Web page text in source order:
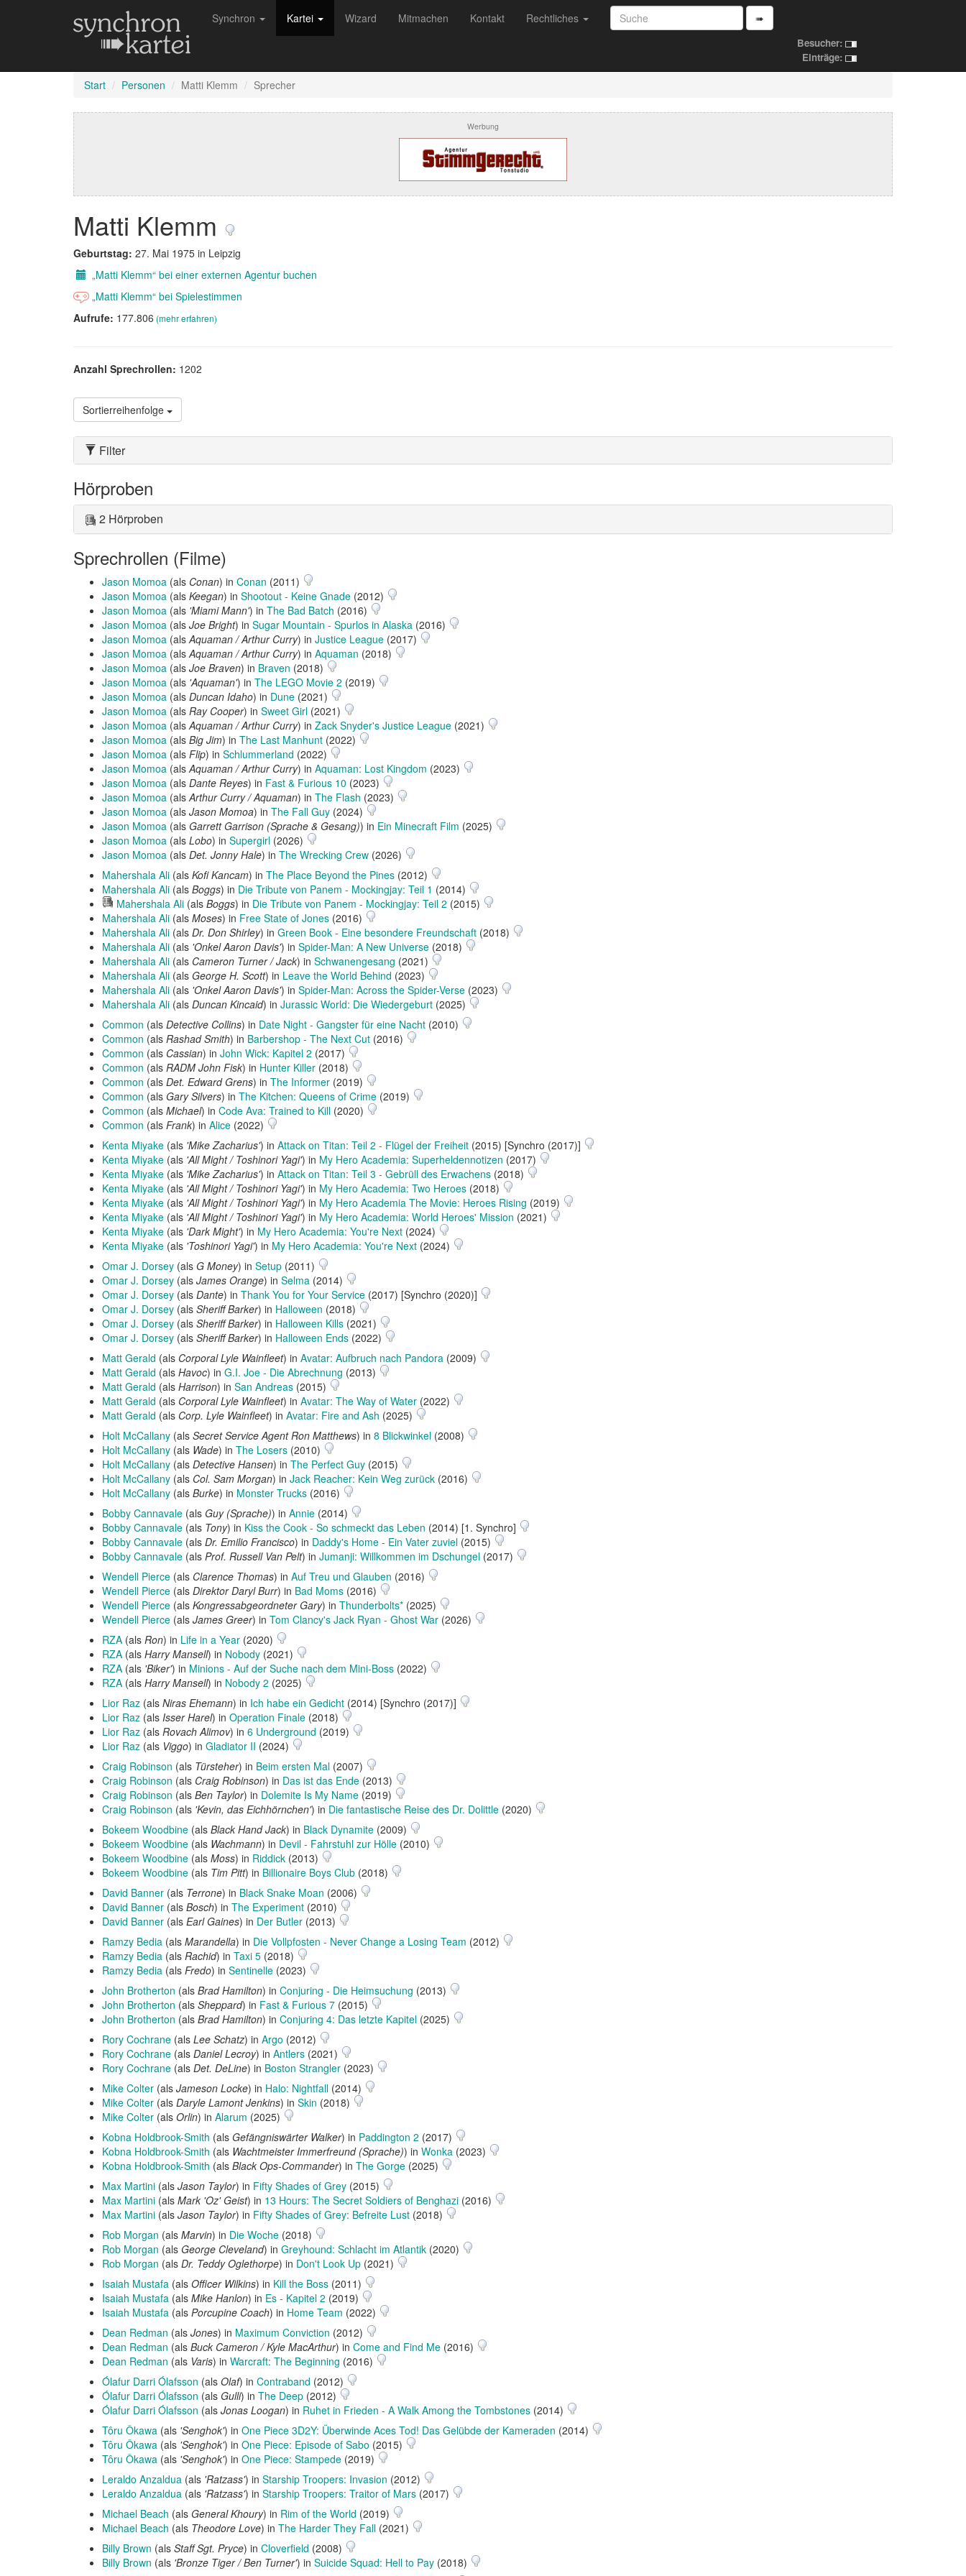
Synchron Kartei Wizard Mitmachen Kontakt Rechtliches ➠
Besucher:
Einträge:
Start Personen Matti Klemm Sprecher
Werbung
Matti Klemm
Geburtstag: 27. Mai 1975 in Leipzig
„Matti Klemm“ bei einer externen Agentur buchen
„Matti Klemm“ bei Spielestimmen
Aufrufe: 177.806 (mehr erfahren)
Anzahl Sprechrollen: 1202
Sortierreihenfolge
Filter
Hörproben
2 Hörproben
Sprechrollen (Filme)
Jason Momoa (als Conan) in Conan (2011)
Jason Momoa (als Keegan) in Shootout - Keine Gnade (2012)
Jason Momoa (als 'Miami Mann') in The Bad Batch (2016)
Jason Momoa (als Joe Bright) in Sugar Mountain - Spurlos in Alaska (2016)
Jason Momoa (alsAquaman / Arthur Curry) in Justice League (2017)
Jason Momoa (alsAquaman / Arthur Curry) in Aquaman (2018)
Jason Momoa (als Joe Braven) in Braven (2018)
Jason Momoa (als 'Aquaman') in The LEGO Movie 2 (2019)
Jason Momoa (als Duncan Idaho) in Dune (2021)
Jason Momoa (als Ray Cooper) in Sweet Girl (2021)
Jason Momoa (alsAquaman / Arthur Curry) in Zack Snyder's Justice League (2021)
Jason Momoa (als Big Jim) in The Last Manhunt (2022)
Jason Momoa (als Flip) in Schlummerland (2022)
Jason Momoa (alsAquaman / Arthur Curry) in Aquaman: Lost Kingdom (2023)
Jason Momoa (als Dante Reyes) in Fast & Furious 10 (2023)
Jason Momoa (alsArthur Curry / Aquaman) in The Flash (2023)
Jason Momoa (als Jason Momoa) in The Fall Guy (2024)
Jason Momoa (als Garrett Garrison (Sprache & Gesang)) in Ein Minecraft Film (2025)
Jason Momoa (als Lobo) in Supergirl (2026)
Jason Momoa (als Det. Jonny Hale) in The Wrecking Crew (2026)
Mahershala Ali (als Kofi Kancam) in The Place Beyond the Pines (2012)
Mahershala Ali (als Boggs) in Die Tribute von Panem - Mockingjay: Teil 1 (2014)
Hörprobe
abspielen
Mahershala Ali (als Boggs) in Die Tribute von Panem - Mockingjay: Teil 2 (2015)
Mahershala Ali (als Moses) in Free State of Jones (2016)
Mahershala Ali (als Dr. Don Shirley) in Green Book - Eine besondere Freundschaft (2018)
Mahershala Ali (als 'Onkel Aaron Davis') in Spider-Man: A New Universe (2018)
Mahershala Ali (als Cameron Turner / Jack) in Schwanengesang (2021)
Mahershala Ali (als George H. Scott) in Leave the World Behind (2023)
Mahershala Ali (als 'Onkel Aaron Davis') in Spider-Man: Across the Spider-Verse (2023)
Mahershala Ali (als Duncan Kincaid) in Jurassic World: Die Wiedergeburt (2025)
Common (als Detective Collins) in Date Night - Gangster für eine Nacht (2010)
Common (als Rashad Smith) in Barbershop - The Next Cut (2016)
Common (als Cassian) in John Wick: Kapitel 2 (2017)
Common (als RADM John Fisk) in Hunter Killer (2018)
Common (als Det. Edward Grens) in The Informer (2019)
Common (als Gary Silvers) in The Kitchen: Queens of Crime (2019)
Common (als Michael) in Code Ava: Trained to Kill (2020)
Common (als Frank) in Alice (2022)
Kenta Miyake (als 'Mike Zacharius') in Attack on Titan: Teil 2 - Flügel der Freiheit (2015) [Synchro (2017)]
Kenta Miyake (als 'All Might / Toshinori Yagi') in My Hero Academia: Superheldennotizen (2017)
Kenta Miyake (als 'Mike Zacharius') in Attack on Titan: Teil 3 - Gebrüll des Erwachens (2018)
Kenta Miyake (als 'All Might / Toshinori Yagi') in My Hero Academia: Two Heroes (2018)
Kenta Miyake (als 'All Might / Toshinori Yagi') in My Hero Academia The Movie: Heroes Rising (2019)
Kenta Miyake (als 'All Might / Toshinori Yagi') in My Hero Academia: World Heroes' Mission (2021)
Kenta Miyake (als 'Dark Might') in My Hero Academia: You're Next (2024)
Kenta Miyake (als 'Toshinori Yagi') in My Hero Academia: You're Next (2024)
Omar J. Dorsey (als G Money) in Setup (2011)
Omar J. Dorsey (als James Orange) in Selma (2014)
Omar J. Dorsey (als Dante) in Thank You for Your Service (2017) [Synchro (2020)]
Omar J. Dorsey (als Sheriff Barker) in Halloween (2018)
Omar J. Dorsey (als Sheriff Barker) in Halloween Kills (2021)
Omar J. Dorsey (als Sheriff Barker) in Halloween Ends (2022)
Matt Gerald (als Corporal Lyle Wainfleet) in Avatar: Aufbruch nach Pandora (2009)
Matt Gerald (als Havoc) in G.I. Joe - Die Abrechnung (2013)
Matt Gerald (als Harrison) in San Andreas (2015)
Matt Gerald (als Corporal Lyle Wainfleet) in Avatar: The Way of Water (2022)
Matt Gerald (als Corp. Lyle Wainfleet) in Avatar: Fire and Ash (2025)
Holt McCallany (als Secret Service Agent Ron Matthews) in 8 Blickwinkel (2008)
Holt McCallany (als Wade) in The Losers (2010)
Holt McCallany (als Detective Hansen) in The Perfect Guy (2015)
Holt McCallany (als Col. Sam Morgan) in Jack Reacher: Kein Weg zurück (2016)
Holt McCallany (als Burke) in Monster Trucks (2016)
Bobby Cannavale (als Guy (Sprache)) in Annie (2014)
Bobby Cannavale (als Tony) in Kiss the Cook - So schmeckt das Leben (2014) [1. Synchro]
Bobby Cannavale (als Dr. Emilio Francisco) in Daddy's Home - Ein Vater zuviel (2015)
Bobby Cannavale (als Prof. Russell Van Pelt) in Jumanji: Willkommen im Dschungel (2017)
Wendell Pierce (als Clarence Thomas) in Auf Treu und Glauben (2016)
Wendell Pierce (als Direktor Daryl Burr) in Bad Moms (2016)
Wendell Pierce (als Kongressabgeordneter Gary) in Thunderbolts* (2025)
Wendell Pierce (als James Greer) in Tom Clancy's Jack Ryan - Ghost War (2026)
RZA (als Ron) in Life in a Year (2020)
RZA (als Harry Mansell) in Nobody (2021)
RZA (als 'Biker') in Minions - Auf der Suche nach dem Mini-Boss (2022)
RZA (als Harry Mansell) in Nobody 2 (2025)
Lior Raz (als Niras Ehemann) in Ich habe ein Gedicht (2014) [Synchro (2017)]
Lior Raz (als Isser Harel) in Operation Finale (2018)
Lior Raz (als Rovach Alimov) in 6 Underground (2019)
Lior Raz (als Viggo) in Gladiator II (2024)
Craig Robinson (als Türsteher) in Beim ersten Mal (2007)
Craig Robinson (als Craig Robinson) in Das ist das Ende (2013)
Craig Robinson (als Ben Taylor) in Dolemite Is My Name (2019)
Craig Robinson (als 'Kevin, das Eichhörnchen') in Die fantastische Reise des Dr. Dolittle (2020)
Bokeem Woodbine (als Black Hand Jack) in Black Dynamite (2009)
Bokeem Woodbine (als Wachmann) in Devil - Fahrstuhl zur Hölle (2010)
Bokeem Woodbine (als Moss) in Riddick (2013)
Bokeem Woodbine (als Tim Pitt) in Billionaire Boys Club (2018)
David Banner (als Terrone) in Black Snake Moan (2006)
David Banner (als Bosch) in The Experiment (2010)
David Banner (als Earl Gaines) in Der Butler (2013)
Ramzy Bedia (als Marandella) in Die Vollpfosten - Never Change a Losing Team (2012)
Ramzy Bedia (als Rachid) in Taxi 5 (2018)
Ramzy Bedia (als Fredo) in Sentinelle (2023)
John Brotherton (als Brad Hamilton) in Conjuring - Die Heimsuchung (2013)
John Brotherton (als Sheppard) in Fast & Furious 7 (2015)
John Brotherton (als Brad Hamilton) in Conjuring 4: Das letzte Kapitel (2025)
Rory Cochrane (als Lee Schatz) in Argo (2012)
Rory Cochrane (als Daniel Lecroy) in Antlers (2021)
Rory Cochrane (als Det. DeLine) in Boston Strangler (2023)
Mike Colter (als Jameson Locke) in Halo: Nightfall (2014)
Mike Colter (als Daryle Lamont Jenkins) in Skin (2018)
Mike Colter (als Orlin) in Alarum (2025)
Kobna Holdbrook-Smith (als Gefängniswärter Walker) in Paddington 2 (2017)
Kobna Holdbrook-Smith (als Wachtmeister Immerfreund (Sprache)) in Wonka (2023)
Kobna Holdbrook-Smith (als Black Ops-Commander) in The Gorge (2025)
Max Martini (als Jason Taylor) in Fifty Shades of Grey (2015)
Max Martini (als Mark 'Oz' Geist) in 13 Hours: The Secret Soldiers of Benghazi (2016)
Max Martini (als Jason Taylor) in Fifty Shades of Grey: Befreite Lust (2018)
Rob Morgan (als Marvin) in Die Woche (2018)
Rob Morgan (als George Cleveland) in Greyhound: Schlacht im Atlantik (2020)
Rob Morgan (als Dr. Teddy Oglethorpe) in Don't Look Up (2021)
Isaiah Mustafa (als Officer Wilkins) in Kill the Boss (2011)
Isaiah Mustafa (als Mike Hanlon) in Es - Kapitel 2 (2019)
Isaiah Mustafa (als Porcupine Coach) in Home Team (2022)
Dean Redman (als Jones) in Maximum Conviction (2012)
Dean Redman (als Buck Cameron / Kyle MacArthur) in Come and Find Me (2016)
Dean Redman (als Varis) in Warcraft: The Beginning (2016)
Ólafur Darri Ólafsson (als Olaf) in Contraband (2012)
Ólafur Darri Ólafsson (als Gulli) in The Deep (2012)
Ólafur Darri Ólafsson (als Jonas Loogan) in Ruhet in Frieden - A Walk Among the Tombstones (2014)
Tôru Ôkawa (als 'Senghok') in One Piece 3D2Y: Überwinde Aces Tod! Das Gelübde der Kameraden (2014)
Tôru Ôkawa (als 'Senghok') in One Piece: Episode of Sabo (2015)
Tôru Ôkawa (als 'Senghok') in One Piece: Stampede (2019)
Leraldo Anzaldua (als 'Ratzass') in Starship Troopers: Invasion (2012)
Leraldo Anzaldua (als 'Ratzass') in Starship Troopers: Traitor of Mars (2017)
Michael Beach (als General Khoury) in Rim of the World (2019)
Michael Beach (als Theodore Love) in The Harder They Fall (2021)
Billy Brown (als Staff Sgt. Pryce) in Cloverfield (2008)
Billy Brown (als 'Bronze Tiger / Ben Turner') in Suicide Squad: Hell to Pay (2018)